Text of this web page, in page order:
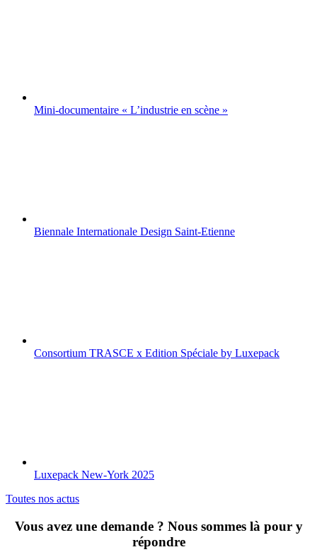
Mini-documentaire « L’industrie en scène »
Biennale Internationale Design Saint-Etienne
Consortium TRASCE x Edition Spéciale by Luxepack
Luxepack New-York 2025
Toutes nos actus
Vous avez une demande ? Nous sommes là pour y
répondre